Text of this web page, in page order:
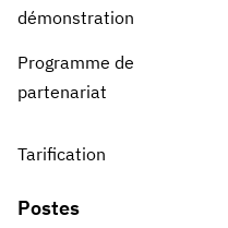
démonstration
Programme de
partenariat
Tarification
Postes